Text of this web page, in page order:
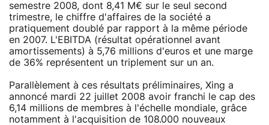
semestre 2008, dont 8,41 M€ sur le seul second
trimestre, le chiffre d'affaires de la société a
pratiquement doublé par rapport à la même période
en 2007. L'EBITDA (résultat opérationnel avant
amortissements) à 5,76 millions d'euros et une marge
de 36% représentent un triplement sur un an.
Parallèlement à ces résultats préliminaires, Xing a
annoncé mardi 22 juillet 2008 avoir franchi le cap des
6,14 millions de membres à l'échelle mondiale, grâce
notamment à l'acquisition de 108.000 nouveaux